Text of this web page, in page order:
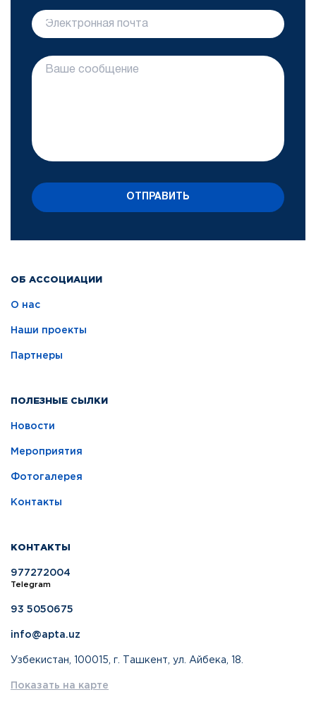
ОБ АССОЦИАЦИИ
О нас
Наши проекты
Партнеры
ПОЛЕЗНЫЕ СЫЛКИ
Новости
Мероприятия
Фотогалерея
Контакты
КОНТАКТЫ
977272004
Telegram
93 5050675
info@apta.uz
Узбекистан, 100015, г. Ташкент, ул. Айбека, 18.
Показать на карте
ОТПРАВИТЬ